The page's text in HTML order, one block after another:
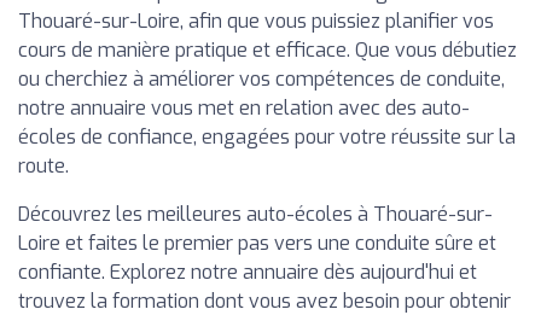
Thouaré-sur-Loire, afin que vous puissiez planifier vos
cours de manière pratique et efficace. Que vous débutiez
ou cherchiez à améliorer vos compétences de conduite,
notre annuaire vous met en relation avec des auto-
écoles de confiance, engagées pour votre réussite sur la
route.
Découvrez les meilleures auto-écoles à Thouaré-sur-
Loire et faites le premier pas vers une conduite sûre et
confiante. Explorez notre annuaire dès aujourd'hui et
trouvez la formation dont vous avez besoin pour obtenir